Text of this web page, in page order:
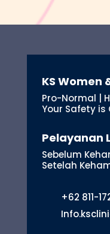
KS Women
Pro-Normal |
Your Safety is
Pelayanan
Sebelum
Setelah
+62 811-